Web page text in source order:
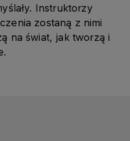
Instruktorzy
zostaną z nimi
na świat, jak tworzą i